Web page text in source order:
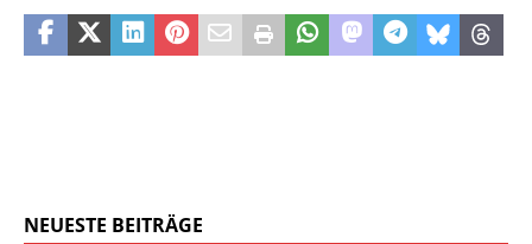
NEUESTE BEITRÄGE